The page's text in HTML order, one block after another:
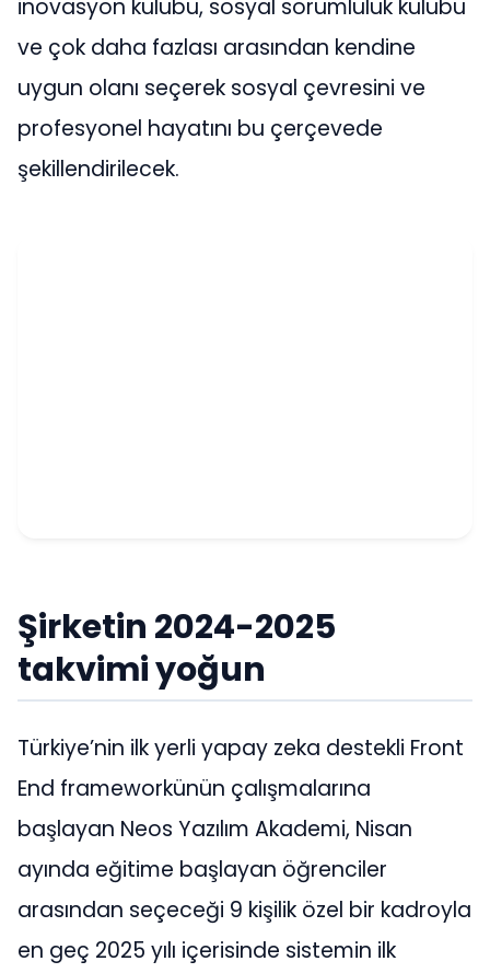
inovasyon kulübü, sosyal sorumluluk kulübü
ve çok daha fazlası arasından kendine
uygun olanı seçerek sosyal çevresini ve
profesyonel hayatını bu çerçevede
şekillendirilecek.
Şirketin 2024-2025
takvimi yoğun
Türkiye’nin ilk yerli yapay zeka destekli Front
End frameworkünün çalışmalarına
başlayan Neos Yazılım Akademi, Nisan
ayında eğitime başlayan öğrenciler
arasından seçeceği 9 kişilik özel bir kadroyla
en geç 2025 yılı içerisinde sistemin ilk